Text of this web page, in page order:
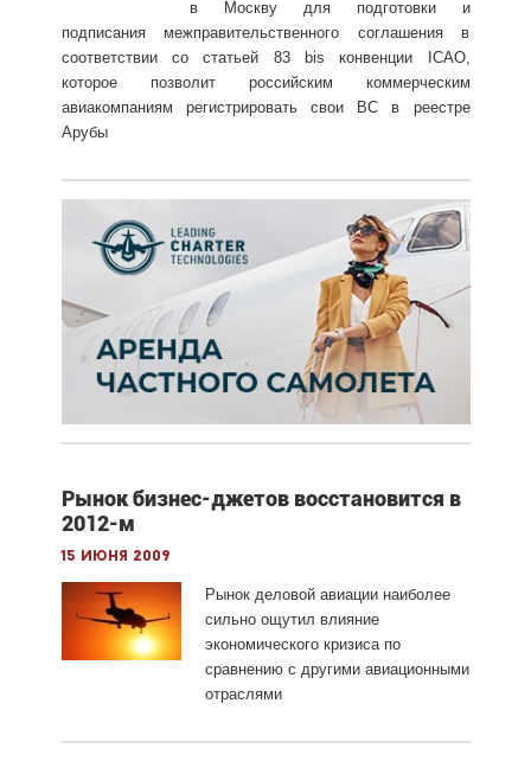
в Москву для подготовки и
подписания межправительственного соглашения в
соответствии со статьей 83 bis конвенции ICAO,
которое позволит российским коммерческим
авиакомпаниям регистрировать свои ВС в реестре
Арубы
Рынок бизнес-джетов восстановится в
2012-м
15 июня 2009
Рынок деловой авиации наиболее
сильно ощутил влияние
экономического кризиса по
сравнению с другими авиационными
отраслями